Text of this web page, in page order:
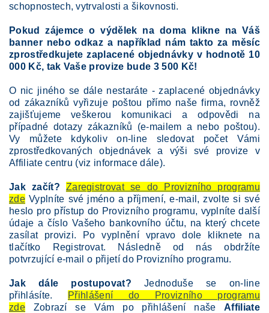
schopnostech, vytrvalosti a šikovnosti.
Pokud zájemce o výdělek na doma klikne na Váš
banner nebo odkaz a například nám takto za měsíc
zprostředkujete zaplacené objednávky v hodnotě 10
000 Kč, tak Vaše provize bude 3 500 Kč!
O nic jiného se dále nestaráte - zaplacené objednávky
od zákazníků vyřizuje poštou přímo naše firma, rovněž
zajišťujeme veškerou komunikaci a odpovědi na
případné dotazy zákazníků (e-mailem a nebo poštou).
Vy můžete kdykoliv on-line sledovat počet Vámi
zprostředkovaných objednávek a výši své provize v
Affiliate centru (viz informace dále).
Jak začít? Zaregistrovat se do Provizního programu
zdeVyplníte své jméno a příjmení, e-mail, zvolte si své
heslo pro přístup do Provizního programu, vyplníte další
údaje a číslo Vašeho bankovního účtu, na který chcete
zasílat provizi. Po vyplnění vpravo dole kliknete na
tlačítko Registrovat. Následně od nás obdržíte
potvrzující e-mail o přijetí do Provizního programu.
Jak dále postupovat? Jednoduše se on-line
přihlásíte.
Přihlášení do Provizního programu
zdeZobrazí se Vám po přihlášení našeAffiliate